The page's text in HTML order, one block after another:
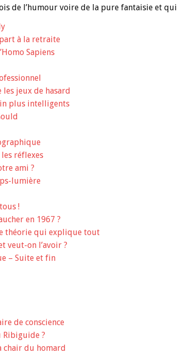
de l’humour voire de la pure fantaisie et qui
à la retraite
Sapiens
jeux de hasard
plus intelligents
réflexes
ami ?
lumière
!
en 1967 ?
théorie qui explique tout
veut-on l’avoir ?
– Suite et fin
de conscience
Ribiguide ?
chair du homard